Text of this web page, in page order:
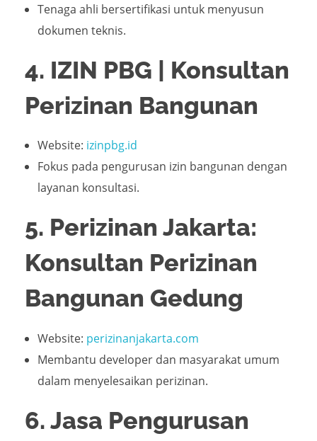
Tenaga ahli bersertifikasi untuk menyusun
dokumen teknis.
4. IZIN PBG | Konsultan
Perizinan Bangunan
Website: izinpbg.id
Fokus pada pengurusan izin bangunan dengan
layanan konsultasi.
5. Perizinan Jakarta:
Konsultan Perizinan
Bangunan Gedung
Website: perizinanjakarta.com
Membantu developer dan masyarakat umum
dalam menyelesaikan perizinan.
6. Jasa Pengurusan